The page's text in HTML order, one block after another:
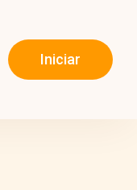
Iniciar